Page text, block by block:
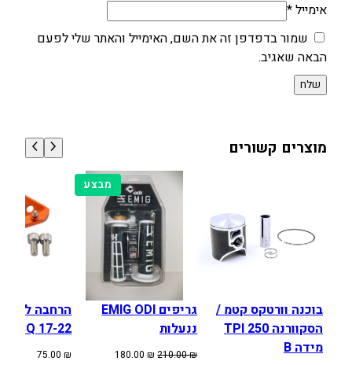
אימייל*
שמור בדפדפן זה את השם, האימייל והאתר שלי לפעם
הבאה שאגיב.
מוצרים קשורים
בוכנה וורטקס קטמ /
הסקוורנה 250 TPI
מידה B
מבצע
במבצע
גריפים EMIG ODI
ננעלות
210.00₪
המחיר
180.00₪
המחיר
הרחבה
17-22
75.00₪